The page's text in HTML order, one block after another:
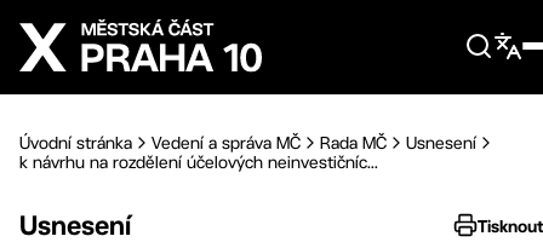
Přejít na hlavní obsah
Úvodní stránka Vedení a správa MČ Rada MČ
Usnesení
k návrhu na rozdělení účelových neinvestičníc...
Usnesení Tisknout